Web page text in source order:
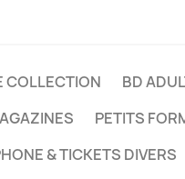
COLLECTION BD
PETITS
& TICKETS DIVERS